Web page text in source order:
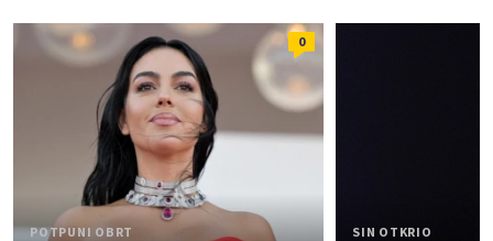
0
POTPUNI OBRT SIN OTKRIO